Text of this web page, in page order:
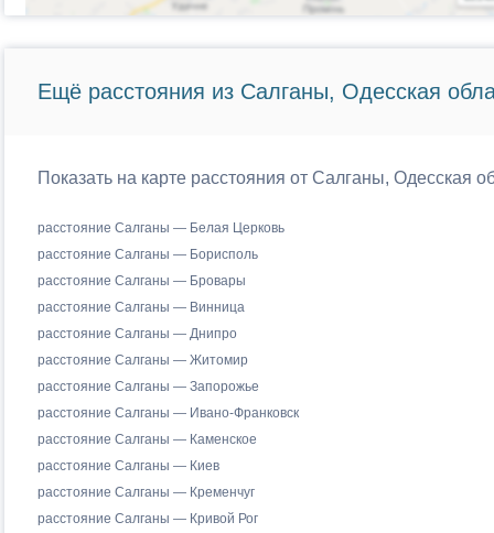
Ещё расстояния из Салганы, Одесская
Показать на карте расстояния от Салганы, Одесская
расстояние Салганы — Белая Церковь
расстояние Салганы — Борисполь
расстояние Салганы — Бровары
расстояние Салганы — Винница
расстояние Салганы — Днипро
расстояние Салганы — Житомир
расстояние Салганы — Запорожье
расстояние Салганы — Ивано-Франковск
расстояние Салганы — Каменское
расстояние Салганы — Киев
расстояние Салганы — Кременчуг
расстояние Салганы — Кривой Рог